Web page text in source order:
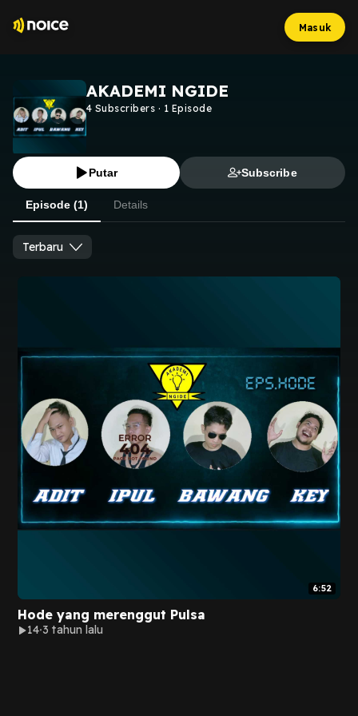
Masuk
AKADEMI NGIDE
4 Subscribers · 1 Episode
Putar Subscribe
Episode (1) Details
Terbaru
6:52
Hode yang merenggut Pulsa
14 3 tahun lalu